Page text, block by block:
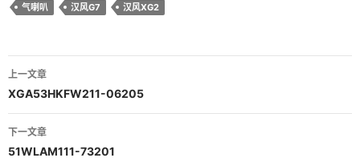
气喇叭 汉风G7 汉风XG2
文
章
导
航
上一文章
XGA53HKFW211-06205
下一文章
51WLAM111-73201